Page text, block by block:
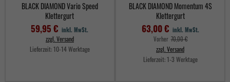
BLACK DIAMOND Vario Speed
Klettergurt
59,95 € inkl. MwSt.
zzgl. Versand
Lieferzeit:10-14 Werktage
BLACK DIAMOND Momentum 4S
Klettergurt
63,00 € inkl. MwSt.
Vorher Verkaufspreis
70,00 €
zzgl. Versand
Lieferzeit:1-3 Werktage